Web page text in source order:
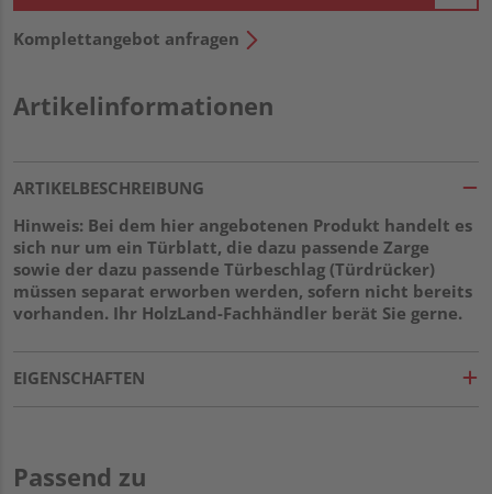
Komplettangebot anfragen
Artikelinformationen
ARTIKELBESCHREIBUNG
Hinweis: Bei dem hier angebotenen Produkt handelt es
sich nur um ein Türblatt, die dazu passende Zarge
sowie der dazu passende Türbeschlag (Türdrücker)
müssen separat erworben werden, sofern nicht bereits
vorhanden. Ihr HolzLand-Fachhändler berät Sie gerne.
EIGENSCHAFTEN
Passend zu